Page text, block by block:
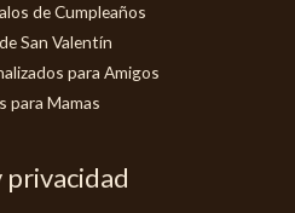
de Cumpleaños
San Valentín
para Amigos
para Mamas
privacidad